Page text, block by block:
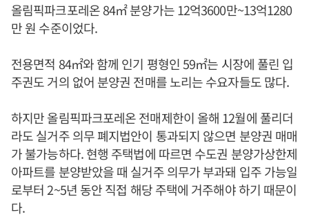
올림픽파크포레온 84㎡ 분양가는 12억3600만~13억1280
만 원 수준이었다.
전용면적 84㎡와 함께 인기 평형인 59㎡는 시장에 풀린 입
주권도 거의 없어 분양권 전매를 노리는 수요자들도 많다.
하지만 올림픽파크포레온 전매제한이 올해 12월에 풀리더
라도 실거주 의무 폐지법안이 통과되지 않으면 분양권 매매
가 불가능하다. 현행 주택법에 따르면 수도권 분양가상한제
아파트를 분양받았을 때 실거주 의무가 부과돼 입주 가능일
로부터 2~5년 동안 직접 해당 주택에 거주해야 하기 때문이
다.